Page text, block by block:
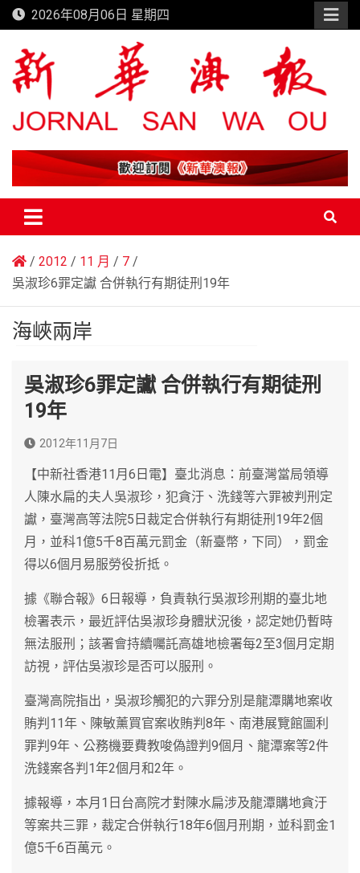
Skip
to
content
2026年08月06日 星期四
新華澳報
2012 11 月
7
吳淑珍6罪定讞 合併執行有期徒刑19年
海峽兩岸
吳淑珍6罪定讞 合併執行有期徒刑
19年
2012年11月7日
【中新社香港11月6日電】臺北消息：前臺灣當局領導
人陳水扁的夫人吳淑珍，犯貪汙、洗錢等六罪被判刑定
讞，臺灣高等法院5日裁定合併執行有期徒刑19年2個
月，並科1億5千8百萬元罰金（新臺幣，下同），罰金
得以6個月易服勞役折抵。
據《聯合報》6日報導，負責執行吳淑珍刑期的臺北地
檢署表示，最近評估吳淑珍身體狀況後，認定她仍暫時
無法服刑；該署會持續囑託高雄地檢署每2至3個月定期
訪視，評估吳淑珍是否可以服刑。
臺灣高院指出，吳淑珍觸犯的六罪分別是龍潭購地案收
賄判11年、陳敏薰買官案收賄判8年、南港展覽館圖利
罪判9年、公務機要費教唆偽證判9個月、龍潭案等2件
洗錢案各判1年2個月和2年。
據報導，本月1日台高院才對陳水扁涉及龍潭購地貪汙
等案共三罪，裁定合併執行18年6個月刑期，並科罰金1
億5千6百萬元。